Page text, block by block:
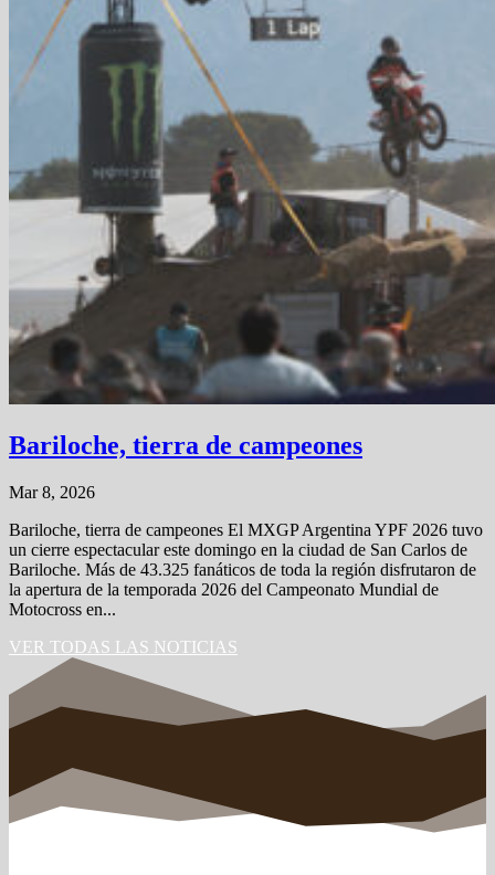
Bariloche, tierra de campeones
Mar 8, 2026
Bariloche, tierra de campeones El MXGP Argentina YPF 2026 tuvo
un cierre espectacular este domingo en la ciudad de San Carlos de
Bariloche. Más de 43.325 fanáticos de toda la región disfrutaron de
la apertura de la temporada 2026 del Campeonato Mundial de
Motocross en...
VER TODAS LAS NOTICIAS